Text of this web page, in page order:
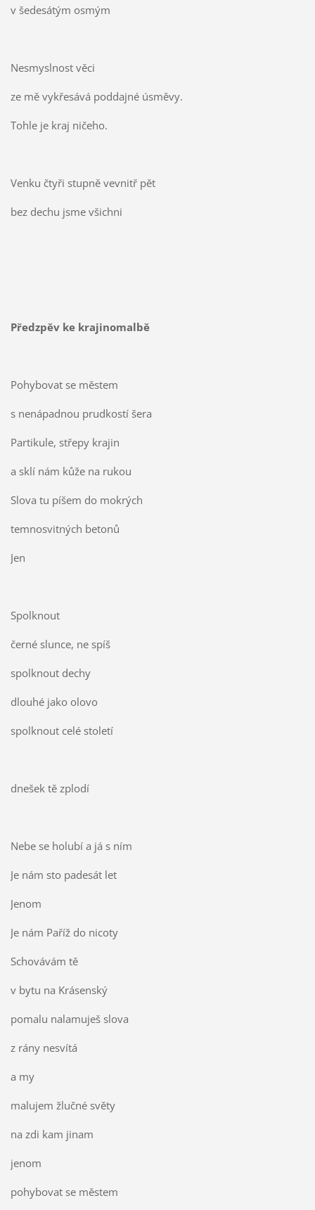
v šedesátým osmým
Nesmyslnost věci
ze mě vykřesává poddajné úsměvy.
Tohle je kraj ničeho.
Venku čtyři stupně vevnitř pět
bez dechu jsme všichni
Předzpěv ke krajinomalbě
Pohybovat se městem
s nenápadnou prudkostí šera
Partikule, střepy krajin
a sklí nám kůže na rukou
Slova tu píšem do mokrých
temnosvitných betonů
Jen
Spolknout
černé slunce, ne spíš
spolknout dechy
dlouhé jako olovo
spolknout celé století
dnešek tě zplodí
Nebe se holubí a já s ním
Je nám sto padesát let
Jenom
Je nám Paříž do nicoty
Schovávám tě
v bytu na Krásenský
pomalu nalamuješ slova
z rány nesvítá
a my
malujem žlučné světy
na zdi kam jinam
jenom
pohybovat se městem